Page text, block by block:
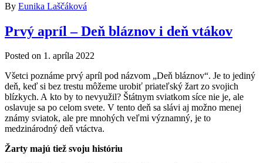
By Eunika Laščáková
Prvý apríl – Deň bláznov i deň vtákov
Posted on 1. apríla 2022
Všetci poznáme prvý apríl pod názvom „Deň bláznov“. Je to jediný
deň, keď si bez trestu môžeme urobiť priateľský žart zo svojich
blízkych. A kto by to nevyužil? Štátnym sviatkom síce nie je, ale
oslavuje sa po celom svete. V tento deň sa slávi aj možno menej
známy sviatok, ale pre mnohých veľmi významný, je to
medzinárodný deň vtáctva.
Žarty majú tiež svoju históriu